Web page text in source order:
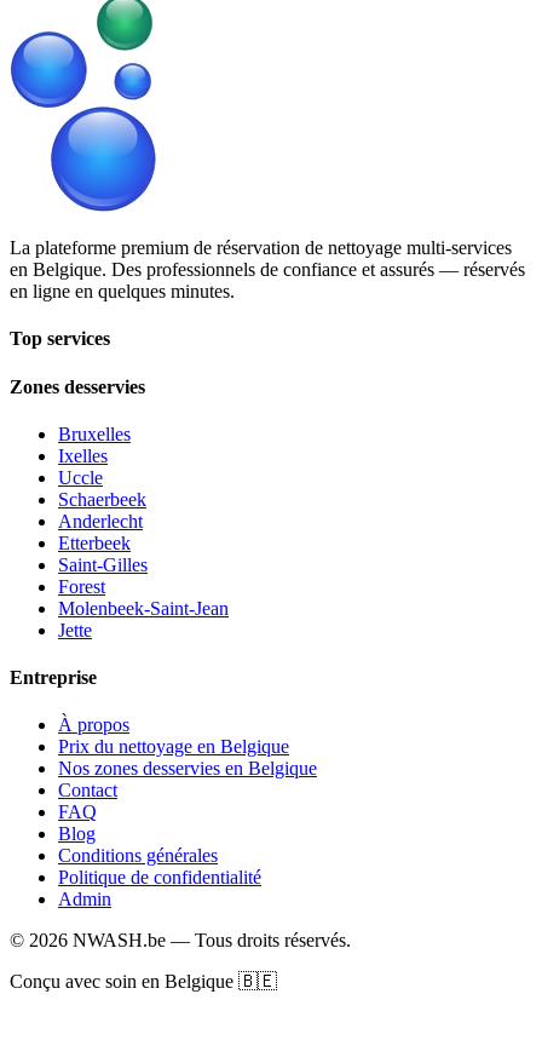
La plateforme premium de réservation de nettoyage multi-services
en Belgique. Des professionnels de confiance et assurés — réservés
en ligne en quelques minutes.
Top services
Zones desservies
Bruxelles
Ixelles
Uccle
Schaerbeek
Anderlecht
Etterbeek
Saint-Gilles
Forest
Molenbeek-Saint-Jean
Jette
Entreprise
À propos
Prix du nettoyage en Belgique
Nos zones desservies en Belgique
Contact
FAQ
Blog
Conditions générales
Politique de confidentialité
Admin
© 2026 NWASH.be — Tous droits réservés.
Conçu avec soin en Belgique 🇧🇪